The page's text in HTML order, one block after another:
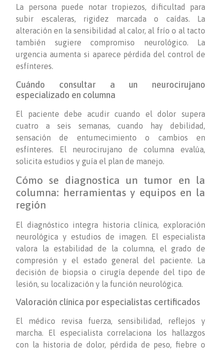
La persona puede notar tropiezos, dificultad para
subir escaleras, rigidez marcada o caídas. La
alteración en la sensibilidad al calor, al frío o al tacto
también sugiere compromiso neurológico. La
urgencia aumenta si aparece pérdida del control de
esfínteres.
Cuándo consultar a un neurocirujano
especializado en columna
El paciente debe acudir cuando el dolor supera
cuatro a seis semanas, cuando hay debilidad,
sensación de entumecimiento o cambios en
esfínteres. El neurocirujano de columna evalúa,
solicita estudios y guía el plan de manejo.
Cómo se diagnostica un tumor en la
columna: herramientas y equipos en la
región
El diagnóstico integra historia clínica, exploración
neurológica y estudios de imagen. El especialista
valora la estabilidad de la columna, el grado de
compresión y el estado general del paciente. La
decisión de biopsia o cirugía depende del tipo de
lesión, su localización y la función neurológica.
Valoración clínica por especialistas certificados
El médico revisa fuerza, sensibilidad, reflejos y
marcha. El especialista correlaciona los hallazgos
con la historia de dolor, pérdida de peso, fiebre o